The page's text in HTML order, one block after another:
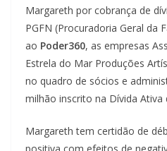
Margareth por cobrança de
PGFN (Procuradoria Geral da
ao Poder360, as empresas
Estrela do Mar Produções
no quadro de sócios e
milhão inscrito na Dívida Ativa
Margareth tem certidão de
positiva com efeitos de